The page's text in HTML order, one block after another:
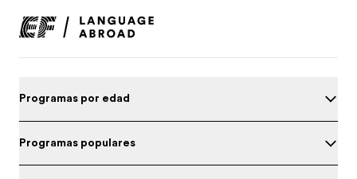
Programas por edad
Programas populares